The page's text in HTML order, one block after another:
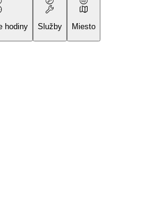
hodiny Služby Miesto